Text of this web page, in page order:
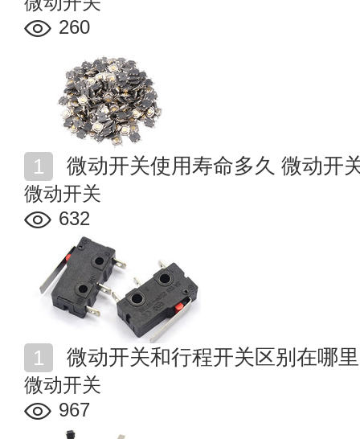
260
微动开关使用寿命多久 微动开
微动开关
632
微动开关和行程开关区别在哪
微动开关
967